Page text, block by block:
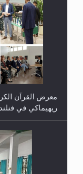
معرض القرآن
ريهيماكي في فنلند